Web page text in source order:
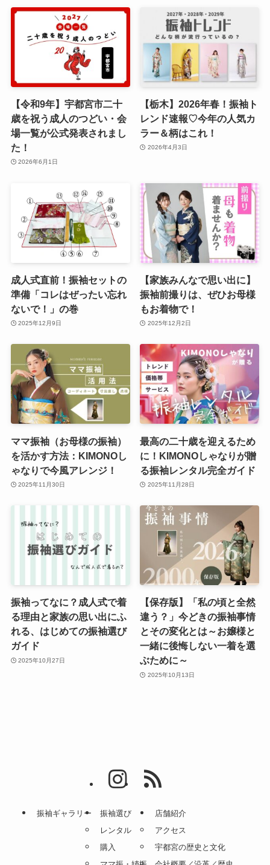
【令和9年】宇都宮市二十
歳を祝う成人のつどい・会
場一覧が公式発表されまし
た！
2026年6月1日
【栃木】2026年春！振袖ト
レンド速報♡今年の人気カ
ラー＆柄はこれ！
2026年4月3日
成人式直前！振袖セットの
準備「コレはぜったい忘れ
ないで！」の巻
2025年12月9日
【家族みんなで思い出に】
振袖前撮りは、ぜひお母様
もお着物で！
2025年12月2日
ママ振袖（お母様の振袖）
を活かす方法：KIMONOし
ゃなりで今風アレンジ！
2025年11月30日
最高の二十歳を迎えるため
に！KIMONOしゃなりが贈
る振袖レンタル完全ガイド
2025年11月28日
振袖ってなに？成人式で着
る理由と家族の思い出にふ
れる、はじめての振袖選び
ガイド
2025年10月27日
【保存版】「私の頃と全然
違う？」今どきの振袖事情
とその変化とは～お嬢様と
一緒に後悔しない一着を選
ぶために～
2025年10月13日
振袖ギャラリー
振袖選び
レンタル
購入
店舗紹介
アクセス
宇都宮の歴史と文化